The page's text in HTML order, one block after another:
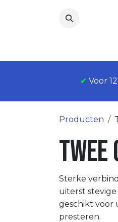
✔ Voor
Producten
Sterke
uiterst
geschikt voor
presteren.